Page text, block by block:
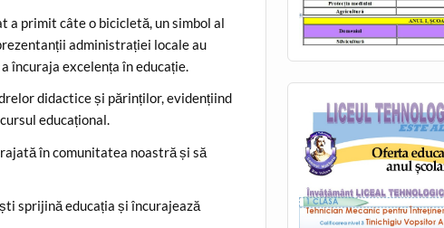
primit câte o bicicletă, un simbol al
administrației locale au
încuraja excelența în educație.
didactice și părinților, evidențiind
educațional.
în comunitatea noastră și să
sprijină educația și încurajează